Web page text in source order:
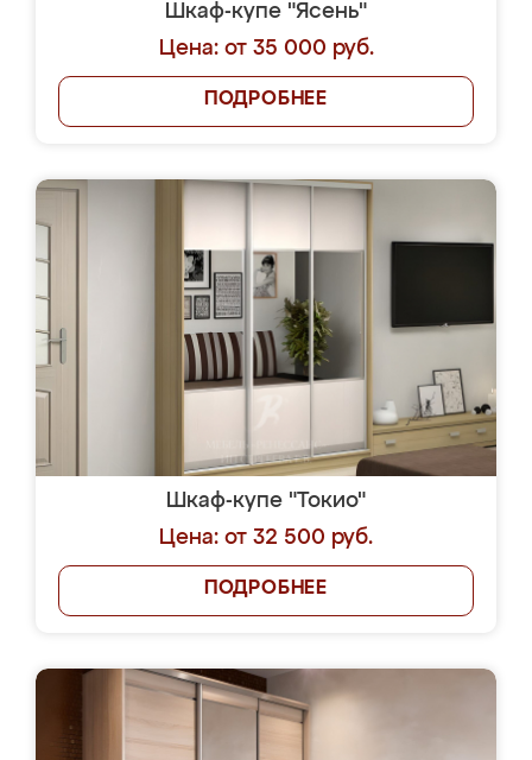
Шкаф-купе "Ясень"
Цена: от 35 000 руб.
ПОДРОБНЕЕ
Шкаф-купе "Токио"
Цена: от 32 500 руб.
ПОДРОБНЕЕ